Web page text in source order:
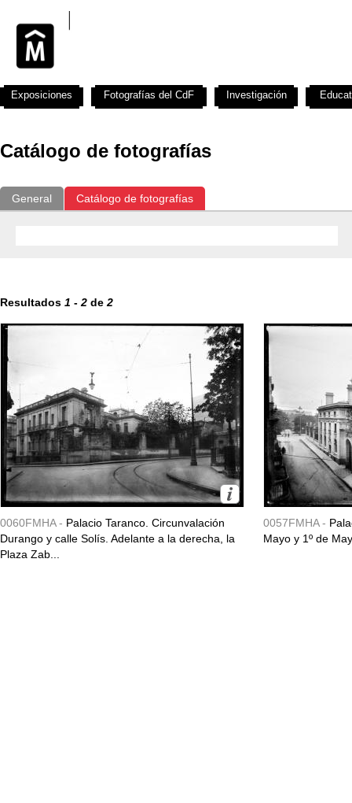
Catálogo de fotografías
General Catálogo de fotografías
Resultados 1 - 2 de 2
0060FMHA - Palacio Taranco. Circunvalación
Durango y calle Solís. Adelante a la derecha, la
Plaza Zab...
0057FMHA -
Mayo y 1º de
Exposiciones Fotografías del CdF Investigación